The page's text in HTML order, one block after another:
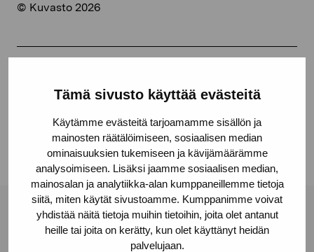
Tämä sivusto käyttää evästeitä
Käytämme evästeitä tarjoamamme sisällön ja
mainosten räätälöimiseen, sosiaalisen median
ominaisuuksien tukemiseen ja kävijämäärämme
analysoimiseen. Lisäksi jaamme sosiaalisen median,
mainosalan ja analytiikka-alan kumppaneillemme tietoja
siitä, miten käytät sivustoamme. Kumppanimme voivat
yhdistää näitä tietoja muihin tietoihin, joita olet antanut
heille tai joita on kerätty, kun olet käyttänyt heidän
palvelujaan.
© Kuvasto 2026
Linkedin
Pro Artibus Foundation